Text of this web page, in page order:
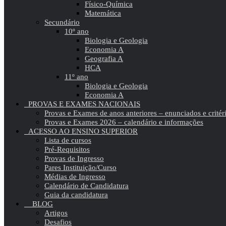
Físico-Química
Matemática
Secundário
10º ano
Biologia e Geologia
Economia A
Geografia A
HCA
11º ano
Biologia e Geologia
Economia A
PROVAS E EXAMES NACIONAIS
Provas e Exames de anos anteriores – enunciados e
Provas e Exames 2026 – calendário e informações
ACESSO AO ENSINO SUPERIOR
Lista de cursos
Pré-Requisitos
Provas de Ingresso
Pares Instituição/Curso
Médias de Ingresso
Calendário de Candidatura
Guia da candidatura
BLOG
Artigos
Desafios